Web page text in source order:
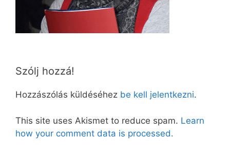
Szólj hozzá!
Hozzászólás küldéséhez be kell jelentkezni.
This site uses Akismet to reduce spam. Learn
how your comment data is processed.